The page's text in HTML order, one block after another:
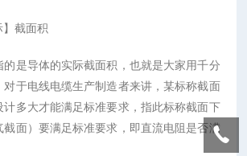
】截面积
的是导体的实际截面积，也就是大家用千分
对于电线电缆生产制造者来讲，某标称截面
计多大才能满足标准要求，指此标称截面下
截面）要满足标准要求，即直流电阻是否满